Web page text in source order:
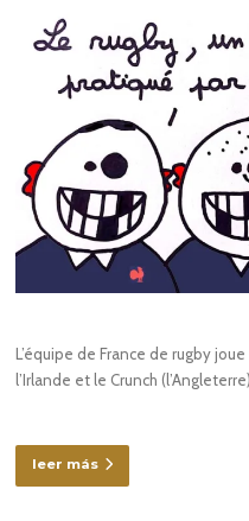
L’équipe de France de rugby
l’Irlande et le Crunch
leer más